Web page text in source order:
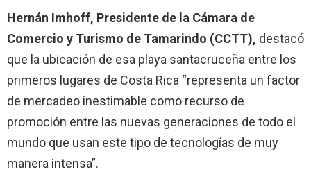
Hernán Imhoff, Presidente de la Cámara de
Comercio y Turismo de Tamarindo (CCTT), destacó
que la ubicación de esa playa santacruceña entre los
primeros lugares de Costa Rica “representa un factor
de mercadeo inestimable como recurso de
promoción entre las nuevas generaciones de todo el
mundo que usan este tipo de tecnologías de muy
manera intensa”.